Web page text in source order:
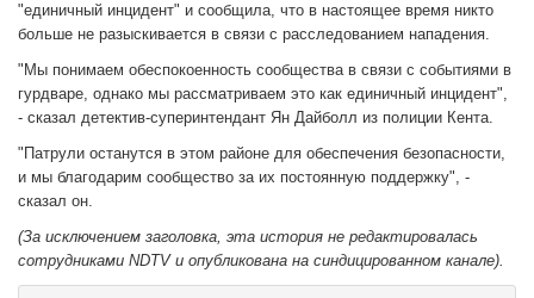
"единичный инцидент" и сообщила, что в настоящее время никто
больше не разыскивается в связи с расследованием нападения.
"Мы понимаем обеспокоенность сообщества в связи с событиями в
гурдваре, однако мы рассматриваем это как единичный инцидент",
- сказал детектив-суперинтендант Ян Дайболл из полиции Кента.
"Патрули останутся в этом районе для обеспечения безопасности,
и мы благодарим сообщество за их постоянную поддержку", -
сказал он.
(За исключением заголовка, эта история не редактировалась
сотрудниками NDTV и опубликована на синдицированном канале).